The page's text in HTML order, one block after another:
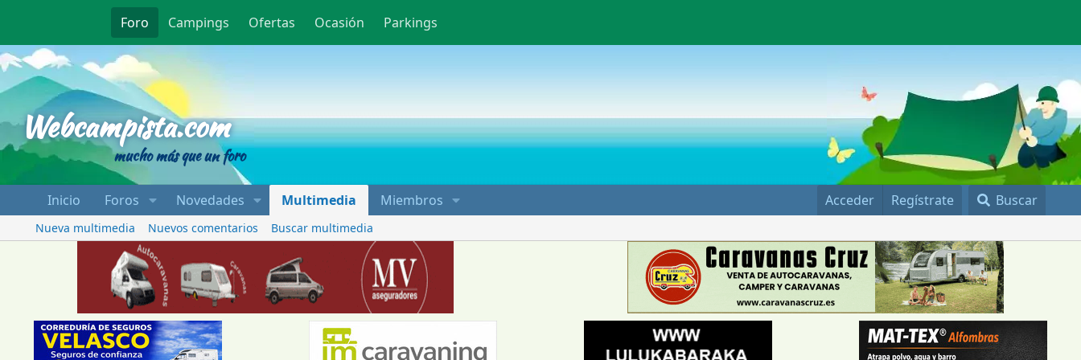
Foro Campings Ofertas Ocasión Parkings
Webcampista.com
mucho más que un foro
Inicio Foros Novedades Multimedia Miembros Acceder Regístrate Buscar
Nueva multimedia Nuevos comentarios Buscar multimedia